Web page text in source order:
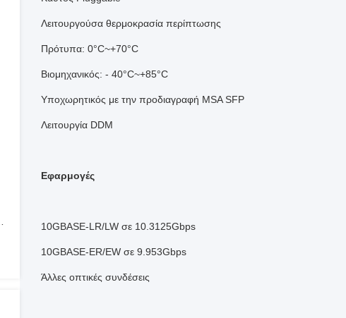
Λειτουργούσα θερμοκρασία περίπτωσης
Πρότυπα: 0°C~+70°C
Βιομηχανικός: - 40°C~+85°C
Υποχωρητικός με την προδιαγραφή MSA SFP
Λειτουργία DDM
Εφαρμογές
10GBASE-LR/LW σε 10.3125Gbps
10GBASE-ER/EW σε 9.953Gbps
Άλλες οπτικές συνδέσεις